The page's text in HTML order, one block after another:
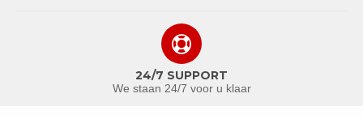
24/7 SUPPORT
We staan 24/7 voor u klaar